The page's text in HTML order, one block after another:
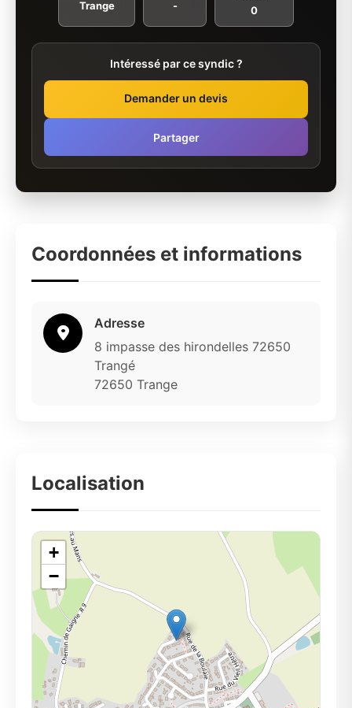
Trange - 0
Intéressé par ce syndic ?
Demander un devis
Partager
Coordonnées et informations
Adresse
8 impasse des hirondelles 72650
Trangé
72650 Trange
Localisation
+
−